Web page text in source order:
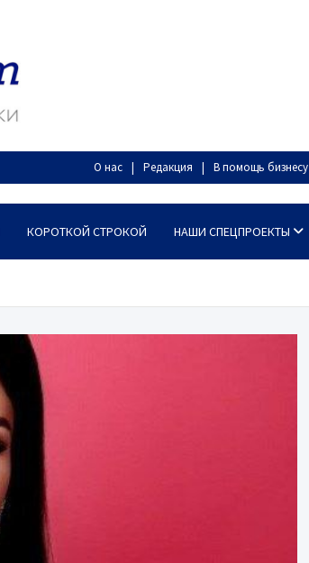
О нас Редакция В помощь бизнесу
КОРОТКОЙ СТРОКОЙ НАШИ СПЕЦПРОЕКТЫ